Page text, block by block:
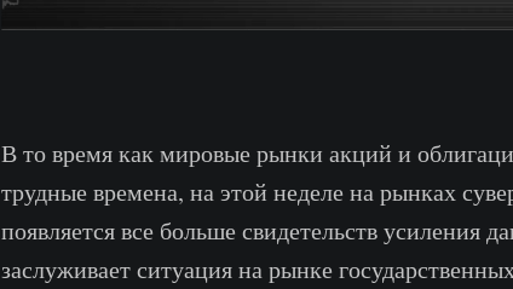
В то время как мировые рынки акций и
трудные времена, на этой неделе на рынках
появляется все больше свидетельств усиления
заслуживает ситуация на рынке